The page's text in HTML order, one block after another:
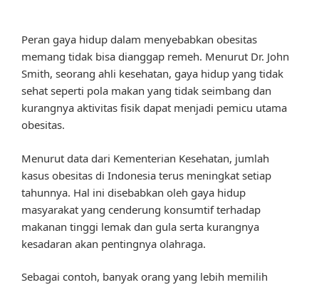
Peran gaya hidup dalam menyebabkan obesitas
memang tidak bisa dianggap remeh. Menurut Dr. John
Smith, seorang ahli kesehatan, gaya hidup yang tidak
sehat seperti pola makan yang tidak seimbang dan
kurangnya aktivitas fisik dapat menjadi pemicu utama
obesitas.
Menurut data dari Kementerian Kesehatan, jumlah
kasus obesitas di Indonesia terus meningkat setiap
tahunnya. Hal ini disebabkan oleh gaya hidup
masyarakat yang cenderung konsumtif terhadap
makanan tinggi lemak dan gula serta kurangnya
kesadaran akan pentingnya olahraga.
Sebagai contoh, banyak orang yang lebih memilih